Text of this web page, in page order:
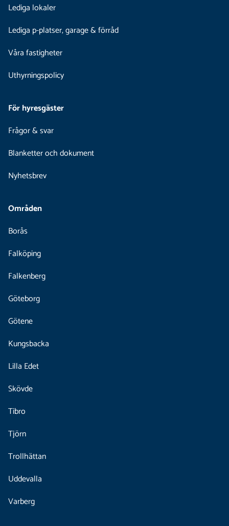
Lediga lokaler
Lediga p-platser, garage & förråd
Våra fastigheter
Uthyrningspolicy
För hyresgäster
Frågor & svar
Blanketter och dokument
Nyhetsbrev
Områden
Borås
Falköping
Falkenberg
Göteborg
Götene
Kungsbacka
Lilla Edet
Skövde
Tibro
Tjörn
Trollhättan
Uddevalla
Varberg